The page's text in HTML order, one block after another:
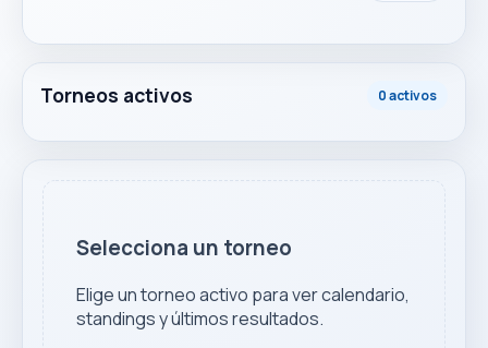
Torneos activos 0 activos
Selecciona un torneo
Elige un torneo activo para ver calendario,
standings y últimos resultados.